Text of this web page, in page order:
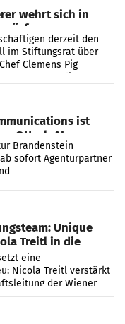
wehrt sich in
derzeit den
im Stiftungsrat über
Clemens Pig
ist
OtterlyAI
Brandenstein
sofort Agenturpartner
Unique
Treitl in die
eine
Nicola Treitl verstärkt
der Wiener
von Josef Kalina und